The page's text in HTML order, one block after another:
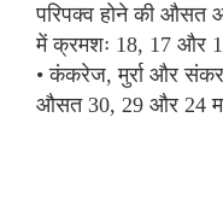
परिपक्व होने की औसत
में क्रमशः 18, 17 और
• कंकरेज, मुर्रा और
औसत 30, 29 और 24